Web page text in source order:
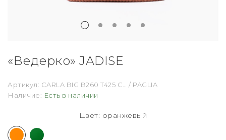
«Ведерко» JADISE
Артикул: CARLA BIG B260 T425 C… / PAGLIA
Наличие: Есть в наличии
Цвет: оранжевый